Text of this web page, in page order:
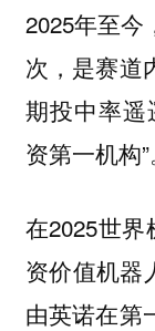
2025年至今
次，是赛道
期投中率遥
资第一机构”
在2025世
资价值机器
由英诺在第